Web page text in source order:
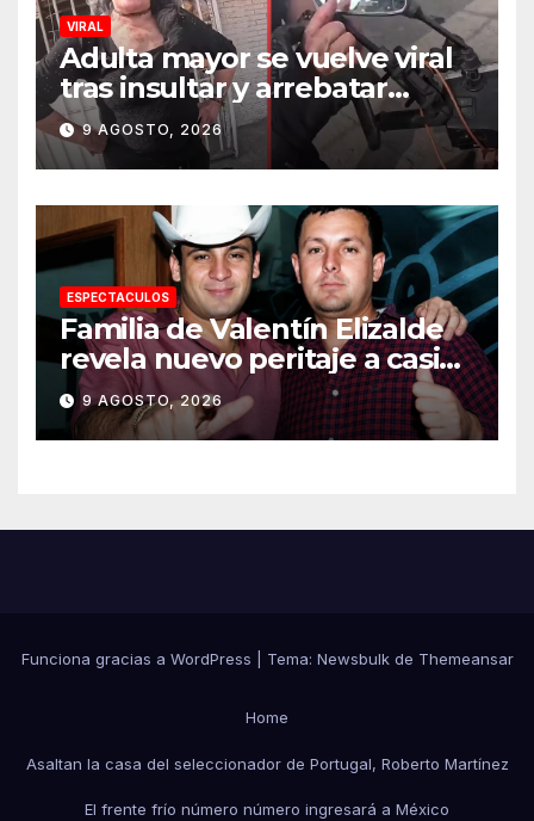
VIRAL
Adulta mayor se vuelve viral
tras insultar y arrebatar
celular a repartidor
9 AGOSTO, 2026
ESPECTACULOS
Familia de Valentín Elizalde
revela nuevo peritaje a casi
20 años de su homîcîdîo
9 AGOSTO, 2026
Funciona gracias a WordPress Tema: Newsbulkde Themeansar
Home
Asaltan la casa del seleccionador de Portugal, Roberto Martínez
El frente frío número número ingresará a México